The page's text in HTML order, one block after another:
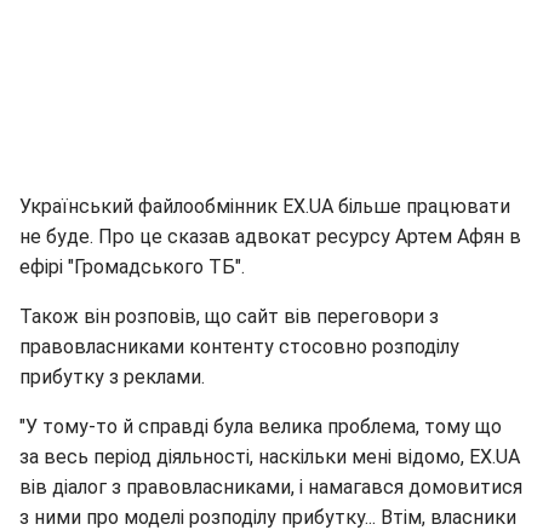
Український файлообмінник EX.UA більше працювати
не буде. Про це сказав адвокат ресурсу Артем Афян в
ефірі "Громадського ТБ".
Також він розповів, що сайт вів переговори з
правовласниками контенту стосовно розподілу
прибутку з реклами.
"У тому-то й справді була велика проблема, тому що
за весь період діяльності, наскільки мені відомо, EX.UA
вів діалог з правовласниками, і намагався домовитися
з ними про моделі розподілу прибутку... Втім, власники